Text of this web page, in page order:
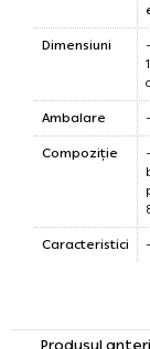
Dimensiuni
Ambalare
Compoziție
Caracteristici
Produsul